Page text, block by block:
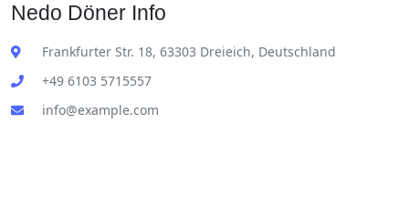
Nedo Döner Info
Frankfurter Str. 18, 63303 Dreieich, Deutschland
+49 6103 5715557
info@example.com